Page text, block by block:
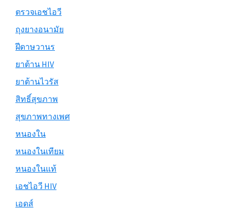
ตรวจเอชไอวี
ถุงยางอนามัย
ฝีดาษวานร
ยาต้าน HIV
ยาต้านไวรัส
สิทธิ์สุขภาพ
สุขภาพทางเพศ
หนองใน
หนองในเทียม
หนองในแท้
เอชไอวี HIV
เอดส์